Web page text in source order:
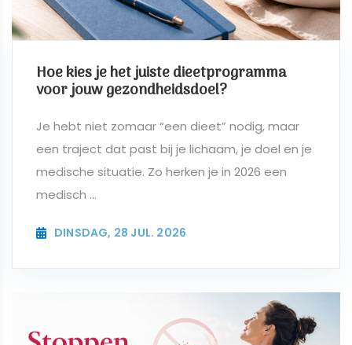
Hoe kies je het juiste dieetprogramma
voor jouw gezondheidsdoel?
Je hebt niet zomaar “een dieet” nodig, maar
een traject dat past bij je lichaam, je doel en je
medische situatie. Zo herken je in 2026 een
medisch ...
DINSDAG, 28 JUL. 2026